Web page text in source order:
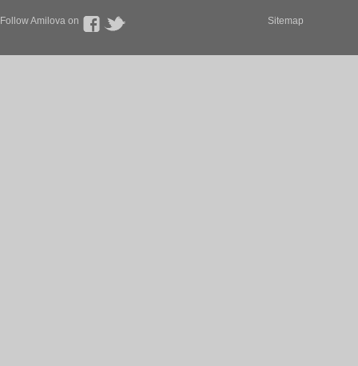
Follow Amilova on Sitemap